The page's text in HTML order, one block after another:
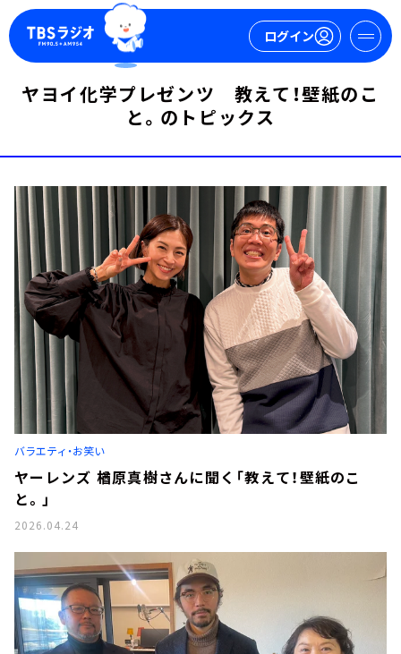
ログイン
マイページ
ログイン 新規会員登録
今日の番組表
週間番組表
トピックス
TBS Podcast
お知らせ
イベント・グッズ
YouTube
会社情報
ヤヨイ化学プレゼンツ 教えて！壁紙のこ
と。のトピックス
バラエティ・お笑い
ヤーレンズ 楢原真樹さんに聞く「教えて！壁紙のこ
と。」
2026.04.24